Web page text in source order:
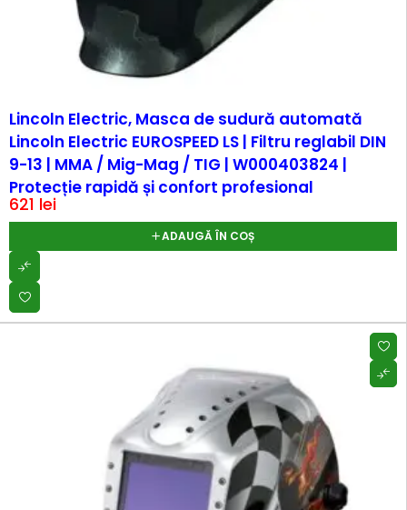
Lincoln Electric, Masca de sudură automată
Lincoln Electric EUROSPEED LS | Filtru reglabil DIN
9-13 | MMA / Mig-Mag / TIG | W000403824 |
Protecție rapidă și confort profesional
621 lei
ADAUGĂ ÎN COȘ